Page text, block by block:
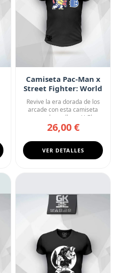
Camiseta Pac-Man x
Street Fighter: World
Warrior
Revive la era dorada de los
arcade con esta camiseta
negra de cuello en V. El...
26,00 €
VER DETALLES